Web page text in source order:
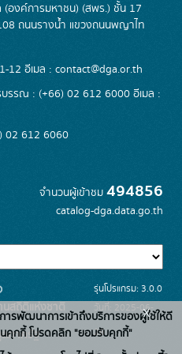
งค์การมหาชน) (สพร.) ชั้น 17
ถนนรางน้ำ แขวงถนนพญาไท
12 อีเมล : contact@dga.or.th
รรณ : (+66) 02 612 6000 อีเมล :
02 612 6060
จำนวนผู้เข้าชม 494856
catalog-dga.data.go.th
นสถิติแห่งชาติ
ภาครัฐ
รุ่นโปรแกรม: 3.0.0
วันที่: 2025-06-
26
ารพัฒนาการเข้าถึงบริการของผู้ใช้ให้ดี
คุกกี้ โปรดคลิก "ยอมรับคุกกี้"
x